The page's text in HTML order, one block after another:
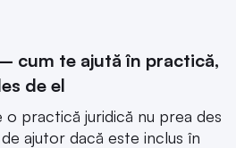
cum te ajută în practică,
de el
practică juridică nu prea des
ajutor dacă este inclus în